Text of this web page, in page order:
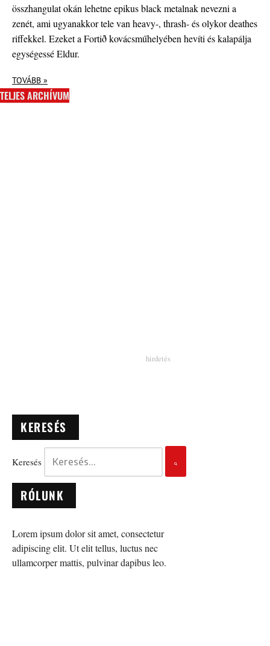
összhangulat okán lehetne epikus black metalnak nevezni a
zenét, ami ugyanakkor tele van heavy-, thrash- és olykor deathes
riffekkel. Ezeket a Fortið kovácsműhelyében hevíti és kalapálja
egységessé Eldur.
TOVÁBB »
TELJES ARCHÍVUM
KERESÉS
Keresés
RÓLUNK
Lorem ipsum dolor sit amet, consectetur
adipiscing elit. Ut elit tellus, luctus nec
ullamcorper mattis, pulvinar dapibus leo.